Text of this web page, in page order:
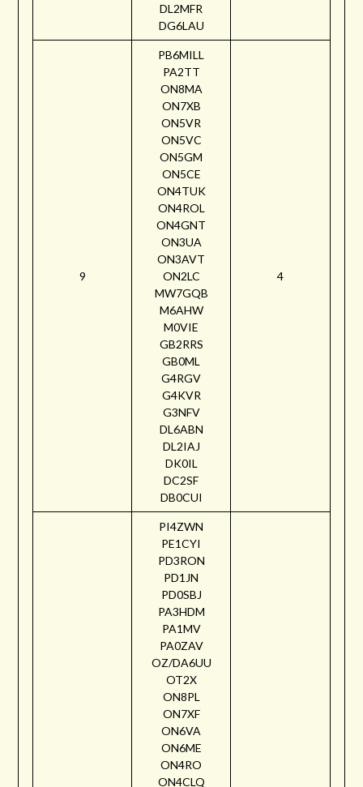
DL2MFR
DG6LAU
9
PB6MILL
PA2TT
ON8MA
ON7XB
ON5VR
ON5VC
ON5GM
ON5CE
ON4TUK
ON4ROL
ON4GNT
ON3UA
ON3AVT
ON2LC
MW7GQB
M6AHW
M0VIE
GB2RRS
GB0ML
G4RGV
G4KVR
G3NFV
DL6ABN
DL2IAJ
DK0IL
DC2SF
DB0CUI
4
PI4ZWN
PE1CYI
PD3RON
PD1JN
PD0SBJ
PA3HDM
PA1MV
PA0ZAV
OZ/DA6UU
OT2X
ON8PL
ON7XF
ON6VA
ON6ME
ON4RO
ON4CLQ